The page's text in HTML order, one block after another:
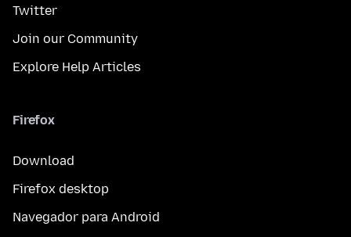
Twitter
Join our Community
Explore Help Articles
Firefox
Download
Firefox desktop
Navegador para Android